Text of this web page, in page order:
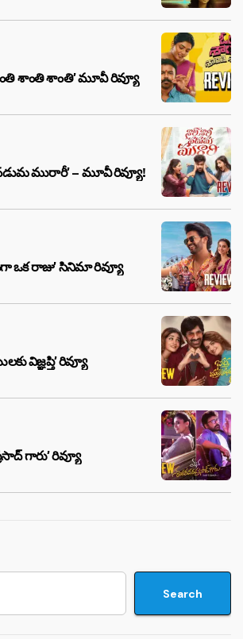
శాంతి శాంతి’ మూవీ రివ్యూ
మురారీ’ – మూవీ రివ్యూ!
ఒక రాజు’ సినిమా రివ్యూ
విజ్ఞప్తి’ రివ్యూ
గారు’ రివ్యూ
Search